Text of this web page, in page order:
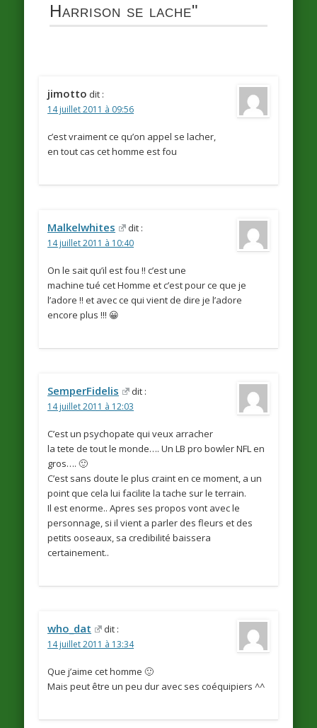
Harrison se lache"
jimotto dit :
14 juillet 2011 à 09:56
c’est vraiment ce qu’on appel se lacher,
en tout cas cet homme est fou
Malkelwhites dit :
14 juillet 2011 à 10:40
On le sait qu’il est fou !! c’est une
machine tué cet Homme et c’est pour ce que je
l’adore !! et avec ce qui vient de dire je l’adore
encore plus !!! 😀
SemperFidelis dit :
14 juillet 2011 à 12:03
C’est un psychopate qui veux arracher
la tete de tout le monde…. Un LB pro bowler NFL en
gros…. 🙂
C’est sans doute le plus craint en ce moment, a un
point que cela lui facilite la tache sur le terrain.
Il est enorme.. Apres ses propos vont avec le
personnage, si il vient a parler des fleurs et des
petits ooseaux, sa credibilité baissera
certainement..
who_dat dit :
14 juillet 2011 à 13:34
Que j’aime cet homme 🙂
Mais peut être un peu dur avec ses coéquipiers ^^